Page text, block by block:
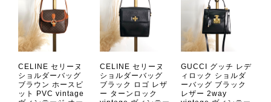
2026/08/05
CELINE セリーヌ
ショルダーバッグ
ブラウン ホースビ
ット PVC vintage
CELINE セリーヌ
ショルダーバッグ
ブラック ロゴ レザ
ー ターンロック
GUCCI グッチ レデ
ィロック ショルダ
ーバッグ ブラック
レザー 2way